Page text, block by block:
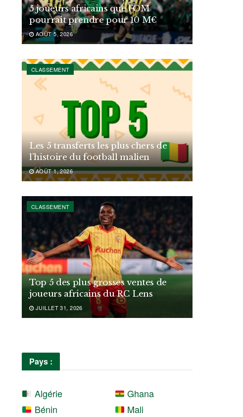
5 joueurs africains que l’OM
pourrait prendre pour 10 M€
AOÛT 5, 2026
CLASSEMENT
Les 5 transferts les plus chers de
l’histoire du football malien
AOÛT 1, 2026
CLASSEMENT
Top 5 des plus grosses ventes de
joueurs africains du RC Lens
JUILLET 31, 2026
Pays :
Algérie
Bénin
Ghana
Mali